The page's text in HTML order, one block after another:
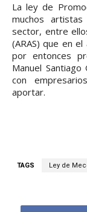
La ley de
muchos
sector, entre
(ARAS) que en
por entonces
Manuel
con
aportar.
TAGS Ley de